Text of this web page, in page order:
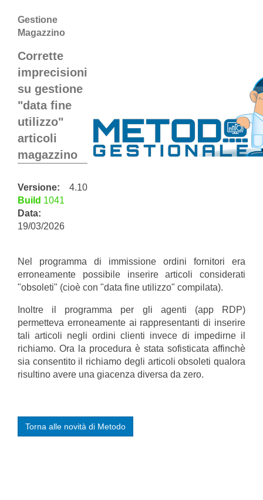
Gestione
Magazzino
Corrette
imprecisioni
su gestione
"data fine
utilizzo"
articoli
magazzino
Versione: 4.10
Build 1041
Data:
19/03/2026
Nel programma di immissione ordini fornitori era
erroneamente possibile inserire articoli considerati
"obsoleti" (cioè con "data fine utilizzo" compilata).
Inoltre il programma per gli agenti (app RDP)
permetteva erroneamente ai rappresentanti di inserire
tali articoli negli ordini clienti invece di impedirne il
richiamo. Ora la procedura è stata sofisticata affinchè
sia consentito il richiamo degli articoli obsoleti qualora
risultino avere una giacenza diversa da zero.
Torna alle novità di Metodo